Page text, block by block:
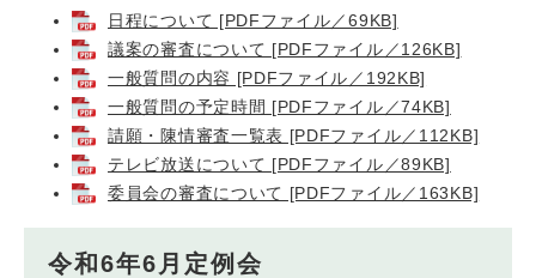
日程について [PDFファイル／69KB]
議案の審査について [PDFファイル／126KB]
一般質問の内容 [PDFファイル／192KB]
一般質問の予定時間 [PDFファイル／74KB]
請願・陳情審査一覧表 [PDFファイル／112KB]
テレビ放送について [PDFファイル／89KB]
委員会の審査について [PDFファイル／163KB]
令和6年6月定例会